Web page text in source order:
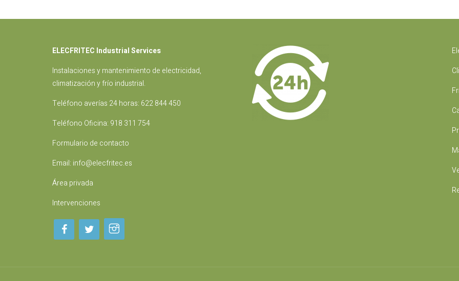
ELECFRITEC Industrial Services
Instalacionesy mantenimiento de electricidad,
climatización y frío industrial.
Teléfono averías 24 horas: 622 844 450
Teléfono Oficina: 918 311 754
Formulario de contacto
Email: info@elecfritec.es
Área privada
Intervenciones